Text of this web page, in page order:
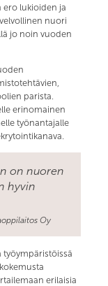
ero lukioiden ja
nuori
jo noin vuoden
parista.
erinomainen
työnantajalle
on nuoren
hyvin
Oy
työympäristöissä
erilaisia